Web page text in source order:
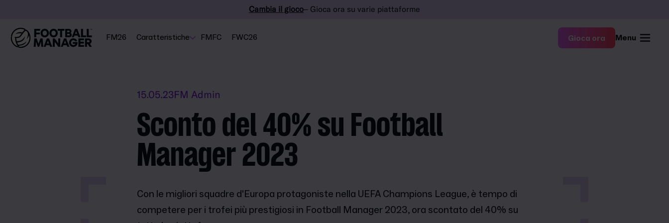
Cambia il gioco– Gioca ora su varie piattaforme
FM26 Caratteristiche FMFC FWC26 Gioca ora Menu
15.05.23FM Admin
Sconto del 40% su Football
Manager 2023
Con le migliori squadre d'Europa protagoniste nella UEFA Champions League, è tempo di
competere per i trofei più prestigiosi in Football Manager 2023, ora scontato del 40% su